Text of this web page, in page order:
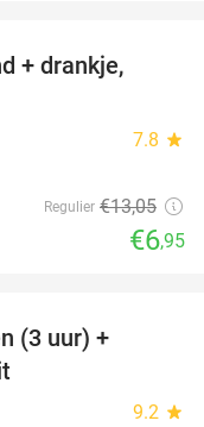
+ drankje,
7.8 star
Regulier €13,05
€6,95
(3 uur) +
9.2 star